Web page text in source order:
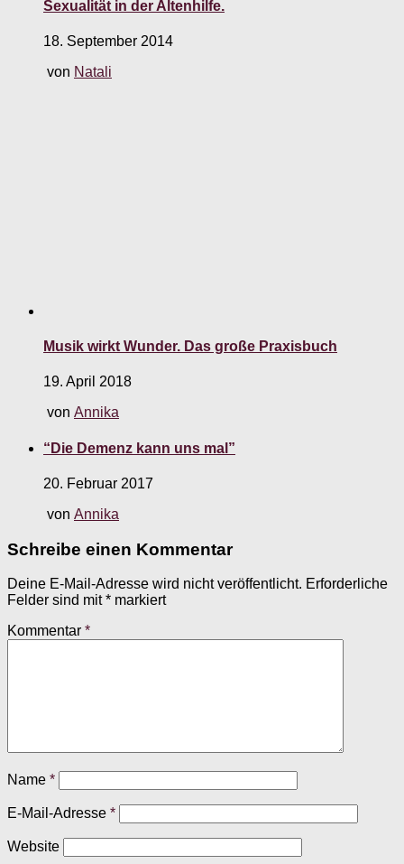
Sexualität in der Altenhilfe.
18. September 2014
von Natali
Musik wirkt Wunder. Das große Praxisbuch
19. April 2018
von Annika
“Die Demenz kann uns mal”
20. Februar 2017
von Annika
Schreibe einen Kommentar
Deine E-Mail-Adresse wird nicht veröffentlicht. Erforderliche
Felder sind mit* markiert
Kommentar *
Name *
E-Mail-Adresse *
Website